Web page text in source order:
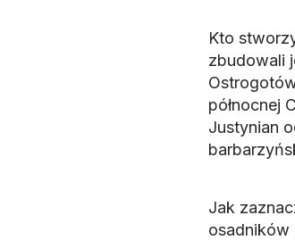
Kto
zbudowali
północnej
Justynian
Jak
osadników